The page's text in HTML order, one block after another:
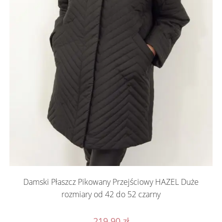
Damski Płaszcz Pikowany Przejściowy HAZEL Duże
rozmiary od 42 do 52 czarny